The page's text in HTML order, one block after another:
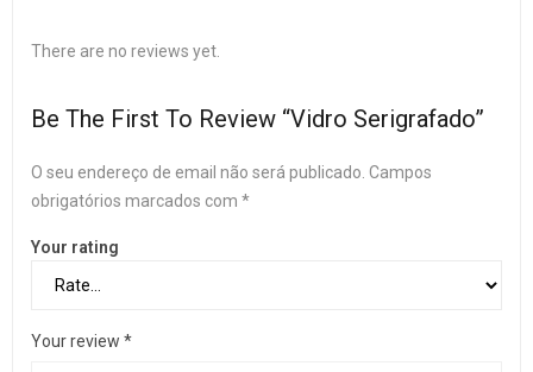
There are no reviews yet.
Be The First To Review “Vidro Serigrafado”
O seu endereço de email não será publicado. Campos
obrigatórios marcados com *
Your rating
Your review *